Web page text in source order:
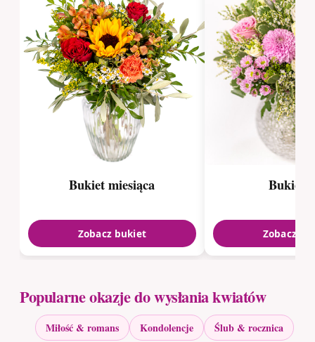
Bukiet miesiąca
Zobacz bukiet
Bukiet
Zobacz
Popularne okazje do wysłania kwiatów
Miłość & romans Kondolencje
Ślub & rocznica